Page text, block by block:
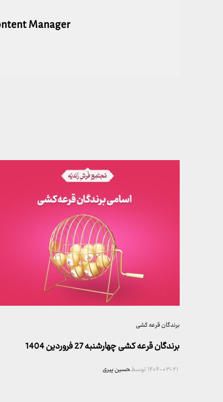
Manager
برندگان قرعه کشی
برندگان قرعه کشی چهارشنبه 27 فروردین 1404
۱۴۰۴-۰۳-۲۱توسطحسین پیری